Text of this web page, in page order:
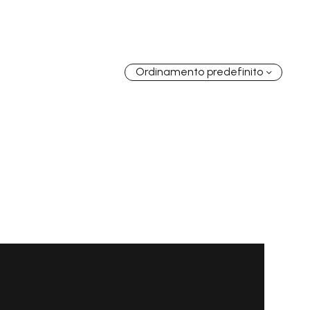
2-4 giorni lavorativi - per ordini superiori a €
Ordinamento predefinito